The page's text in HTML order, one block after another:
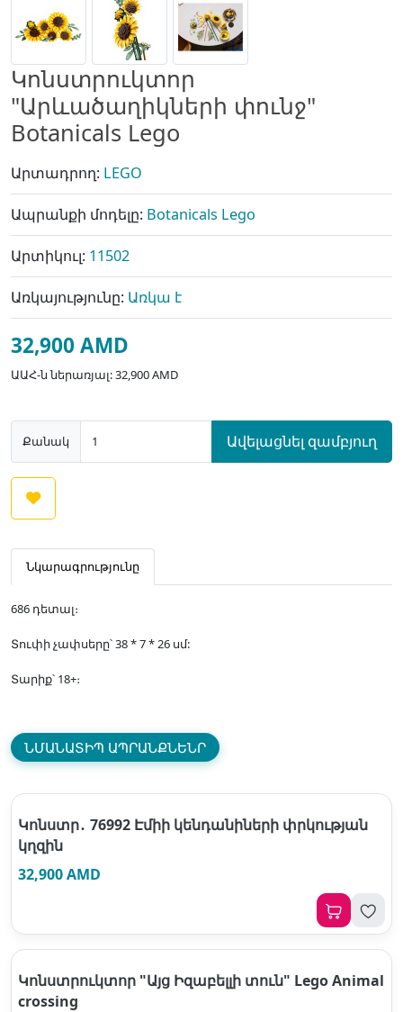
Կոնստրուկտոր
"Արևածաղիկների փունջ"
Botanicals Lego
Արտադրող: LEGO
Ապրանքի մոդելը: Botanicals Lego
Արտիկուլ: 11502
Առկայությունը: Առկա է
32,900 AMD
ԱԱՀ-ն ներառյալ: 32,900 AMD
Քանակ Ավելացնել զամբյուղ
Նկարագրությունը
686 դետալ։
Տուփի չափսերը՝ 38 * 7 * 26 սմ:
Տարիք՝ 18+։
ՆՄԱՆԱՏԻՊ ԱՊՐԱՆՔՆԵՆՐ
Կոնստր․ 76992 Էմիի կենդանիների փրկության
կղզին
32,900 AMD
Կոնստրուկտոր "Այց Իզաբելլի տուն" Lego Animal
crossing